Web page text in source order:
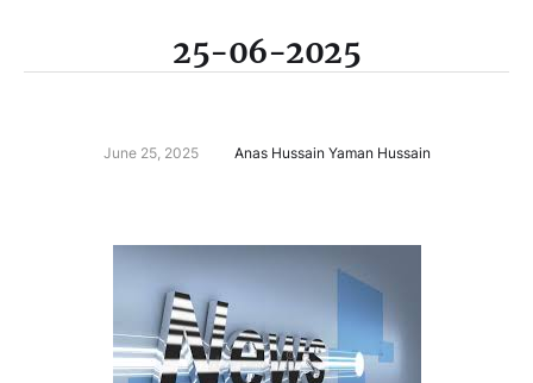
25-06-2025
June 25, 2025 Anas Hussain Yaman Hussain